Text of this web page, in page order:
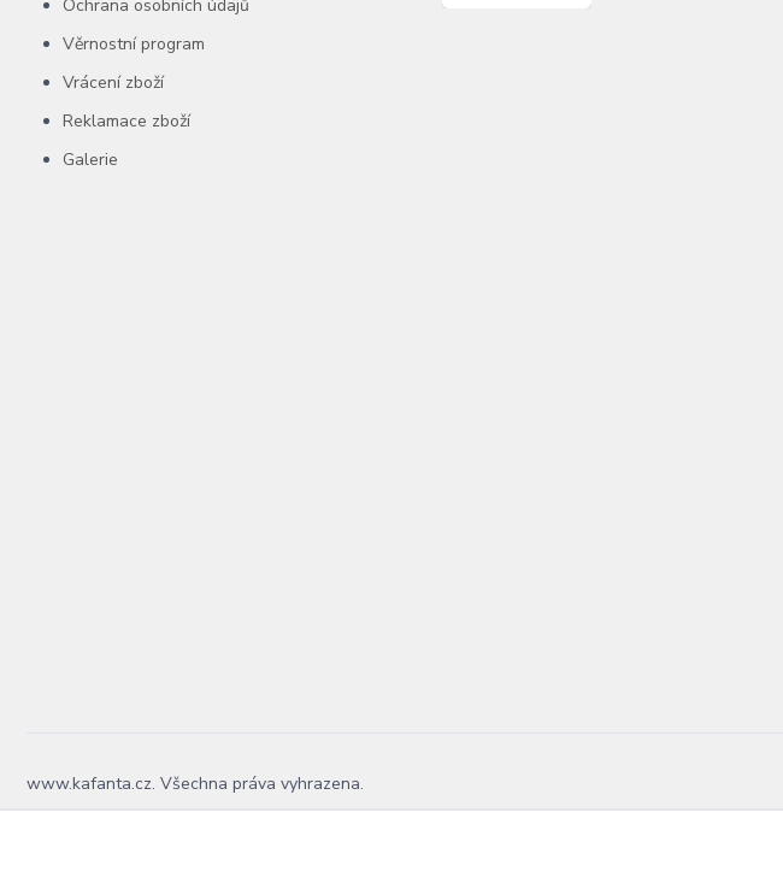
Ochrana osobních údajů
Věrnostní program
Vrácení zboží
Reklamace zboží
Galerie
www.kafanta.cz. Všechna práva vyhrazena.